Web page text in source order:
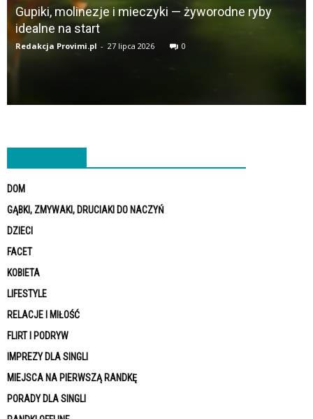
Gupiki, molinezje i mieczyki — żyworodne ryby
idealne na start
Redakcja Provimi.pl - 27 lipca 2026 0
DOM
GĄBKI, ZMYWAKI, DRUCIAKI DO NACZYŃ
DZIECI
FACET
KOBIETA
LIFESTYLE
RELACJE I MIŁOŚĆ
FLIRT I PODRYW
IMPREZY DLA SINGLI
MIEJSCA NA PIERWSZĄ RANDKĘ
PORADY DLA SINGLI